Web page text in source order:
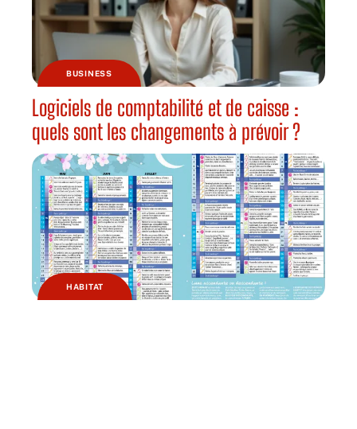
BUSINESS
Logiciels de comptabilité et de caisse :
quels sont les changements à prévoir ?
HABITAT